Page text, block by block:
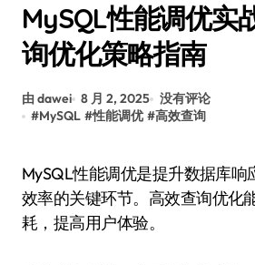
MySQL性能调优实
询优化策略指南
由 dawei 8 月 2, 2025 没有评论
#MySQL #性能调优 #高效查询
MySQL性能调优是提升数据库响应速度和系统整体
效率的关键环节。高效查询优化
耗，提高用户体验。